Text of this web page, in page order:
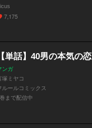
7,175
【単話】40男の本気の恋
ンガ
塚ミヤコ
ルールコミックス
まで配信中